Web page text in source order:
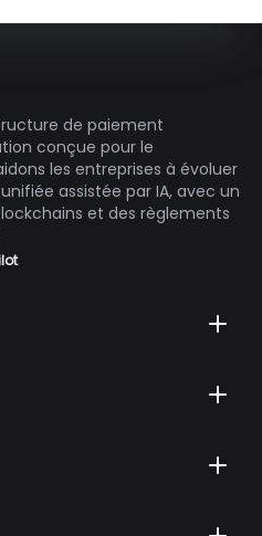
de paiement
conçue pour le
les entreprises à évoluer
assistée par IA, avec un
et des règlements